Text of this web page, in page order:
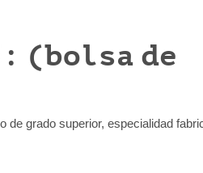
(bolsa de
de grado superior, especialidad